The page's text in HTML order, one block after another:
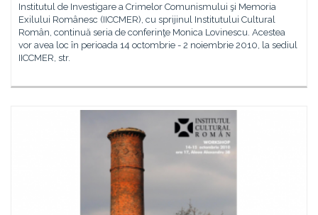
Institutul de Investigare a Crimelor Comunismului şi Memoria
Exilului Românesc (IICCMER), cu sprijinul Institutului Cultural
Român, continuă seria de conferinţe Monica Lovinescu. Acestea
vor avea loc în perioada 14 octombrie - 2 noiembrie 2010, la sediul
IICCMER, str.